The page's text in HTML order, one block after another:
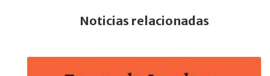
Noticias relacionadas